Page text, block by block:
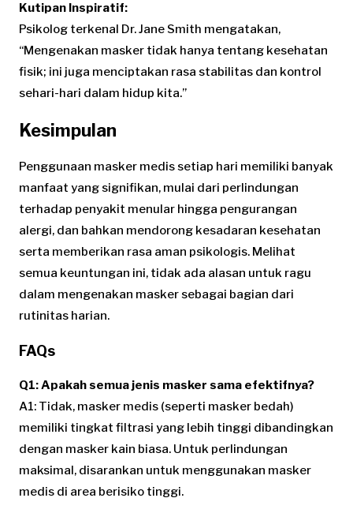
Kutipan Inspiratif:
Psikolog terkenal Dr. Jane Smith mengatakan,
“Mengenakan masker tidak hanya tentang kesehatan
fisik; ini juga menciptakan rasa stabilitas dan kontrol
sehari-hari dalam hidup kita.”
Kesimpulan
Penggunaan masker medis setiap hari memiliki banyak
manfaat yang signifikan, mulai dari perlindungan
terhadap penyakit menular hingga pengurangan
alergi, dan bahkan mendorong kesadaran kesehatan
serta memberikan rasa aman psikologis. Melihat
semua keuntungan ini, tidak ada alasan untuk ragu
dalam mengenakan masker sebagai bagian dari
rutinitas harian.
FAQs
Q1: Apakah semua jenis masker sama efektifnya?
A1: Tidak, masker medis (seperti masker bedah)
memiliki tingkat filtrasi yang lebih tinggi dibandingkan
dengan masker kain biasa. Untuk perlindungan
maksimal, disarankan untuk menggunakan masker
medis di area berisiko tinggi.